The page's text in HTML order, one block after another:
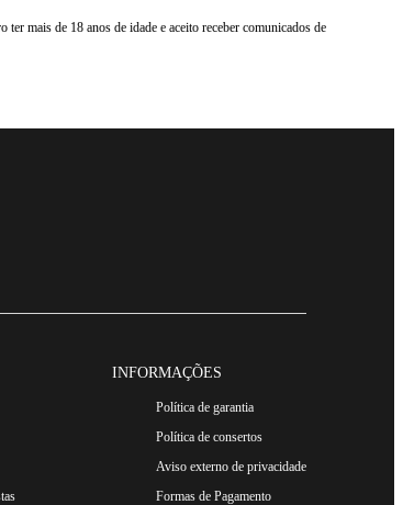
ter mais de 18 anos de idade e aceito receber comunicados de
INFORMAÇÕES
Política de garantia
Política de consertos
Aviso externo de privacidade
Formas de Pagamento